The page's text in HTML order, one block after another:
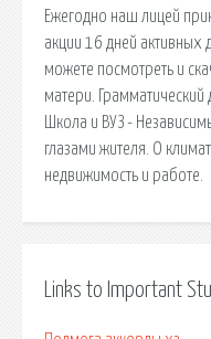
Ежегодно наш лицей
акции 16 дней активных
можете посмотреть и
матери. Грамматический
Школа и ВУЗ -
глазами жителя. О
недвижимость и работе.
Links to Important